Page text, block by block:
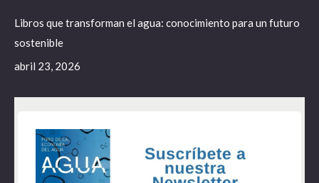
Libros que transforman el agua: conocimiento para un futuro
sostenible
abril 23, 2026